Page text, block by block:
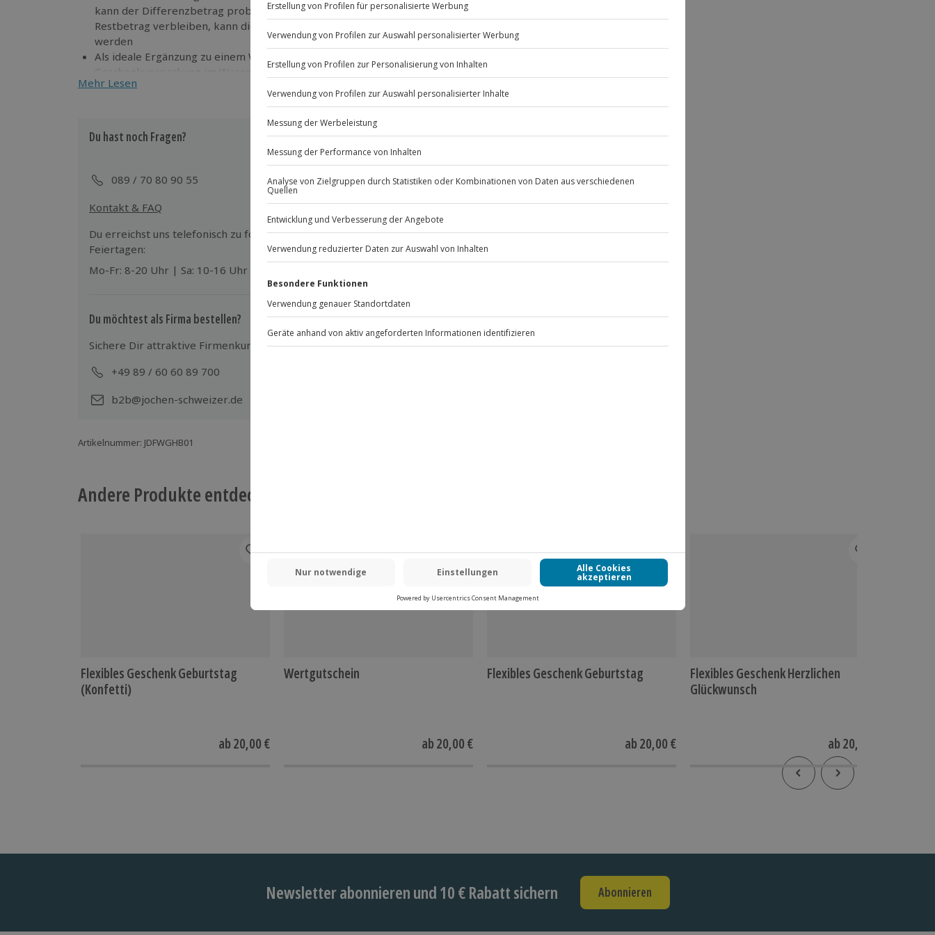
kann der Differenzbetrag problemlos zugezahlt werden. Sollte ein
Restbetrag verbleiben, kann dieser für weitere Erlebnisse verwendet
werden
Als ideale Ergänzung zu einem Wertgutschein bieten wir unsere
Geschenkverpackung im Warenkorb an
Mehr Lesen
Du hast noch Fragen?
089 / 70 80 90 55
Kontakt & FAQ
Jochen Schweizer
GmbH
Mühldorfstraße 8
81671 München
Du erreichst uns telefonisch zu folgenden Zeiten, außer an bundesweiten
Feiertagen:
Mo-Fr: 8-20 Uhr | Sa: 10-16 Uhr
Du möchtest als Firma bestellen?
Sichere Dir attraktive Firmenkunden Vorteile.
+49 89 / 60 60 89 700
b2b@jochen-schweizer.de
Artikelnummer: JDFWGHB01
Andere Produkte entdecken
Flexibles Geschenk Geburtstag
(Konfetti)
ab20,00 €
Wertgutschein
ab20,00 €
Flexibles Geschenk Geburtstag
ab20,00 €
Flexibles Geschenk Herzlichen
Glückwunsch
ab20,00 €
Newsletter abonnieren und 10 € Rabatt sichern Abonnieren